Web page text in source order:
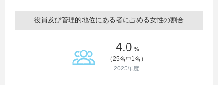
役員及び管理的地位にある者に占める女性の割合
4.0 %
（25名中1名）
2025年度